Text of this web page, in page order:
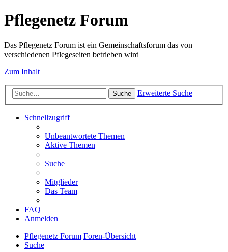
Pflegenetz Forum
Das Pflegenetz Forum ist ein Gemeinschaftsforum das von
verschiedenen Pflegeseiten betrieben wird
Zum Inhalt
Suche Erweiterte Suche
Schnellzugriff
Unbeantwortete Themen
Aktive Themen
Suche
Mitglieder
Das Team
FAQ
Anmelden
Pflegenetz Forum Foren-Übersicht
Suche